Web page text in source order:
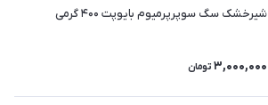
شیرخشک سگ سوپرپرمیوم بایوپت ۴۰۰ گرمی
3,000,000 تومان